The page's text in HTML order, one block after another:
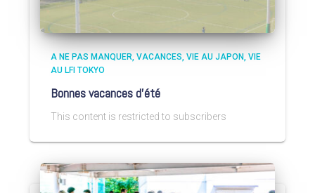
A NE PAS MANQUER VACANCES VIE AU JAPON VIE
AU LFI TOKYO
Bonnes vacances d’été
This content is restricted to subscribers